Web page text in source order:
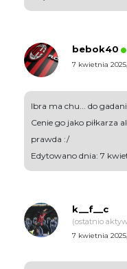
bebok40
7 kwietnia 2025,
Ibra ma chu... do
Cenie go jako piłkarza
prawda :/
Edytowano dnia: 7
k__f__c
(ostatnio
7 kwietnia 2025,